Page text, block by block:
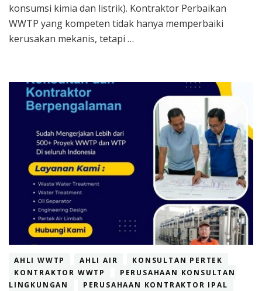
konsumsi kimia dan listrik). Kontraktor Perbaikan
WWTP yang kompeten tidak hanya memperbaiki
kerusakan mekanis, tetapi …
AHLI WWTP AHLI AIR
KONSULTAN PERTEK
KONTRAKTOR WWTP
PERUSAHAAN KONSULTAN
LINGKUNGAN
PERUSAHAAN KONTRAKTOR IPAL